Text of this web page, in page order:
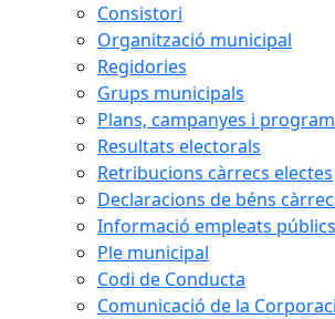
Consistori
Organització municipal
Regidories
Grups municipals
Plans, campanyes i
Resultats electorals
Retribucions càrrecs electes
Declaracions de béns
Informació empleats públics
Ple municipal
Codi de Conducta
Comunicació de la